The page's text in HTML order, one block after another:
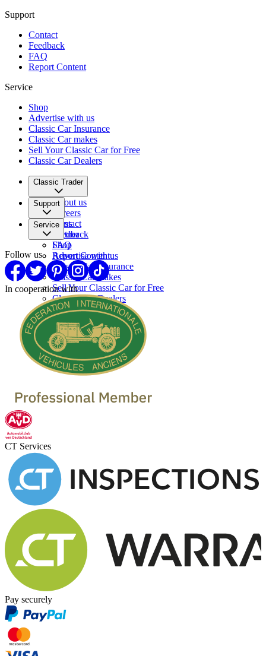
Support
Contact
Feedback
FAQ
Report Content
Service
Shop
Advertise with us
Classic Car Insurance
Classic Car makes
Sell Your Classic Car for Free
Classic Car Dealers
Classic Trader
About us
Careers
Press
Partner
Support
Contact
Feedback
FAQ
Report Content
Service
Shop
Advertise with us
Classic Car Insurance
Classic Car makes
Sell Your Classic Car for Free
Classic Car Dealers
Follow us
In cooperation with
CT Services
Pay securely